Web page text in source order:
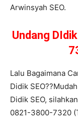
Arwinsyah SEO.
Undang
Lalu Bagaimana
Didik
Didik SEO,
0821-3800-7320